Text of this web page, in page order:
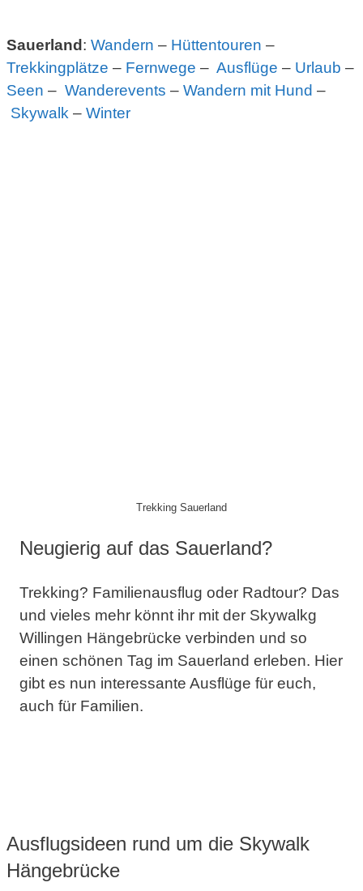
Sauerland : Wandern – Hüttentouren –
Trekkingplätze – Fernwege – Ausflüge – Urlaub –
Seen – Wanderevents – Wandern mit Hund –
Skywalk – Winter
Trekking Sauerland
Neugierig auf das Sauerland?
Trekking? Familienausflug oder Radtour? Das
und vieles mehr könnt ihr mit der Skywalkg
Willingen Hängebrücke verbinden und so
einen schönen Tag im Sauerland erleben. Hier
gibt es nun interessante Ausflüge für euch,
auch für Familien.
Ausflugsideen rund um die Skywalk
Hängebrücke